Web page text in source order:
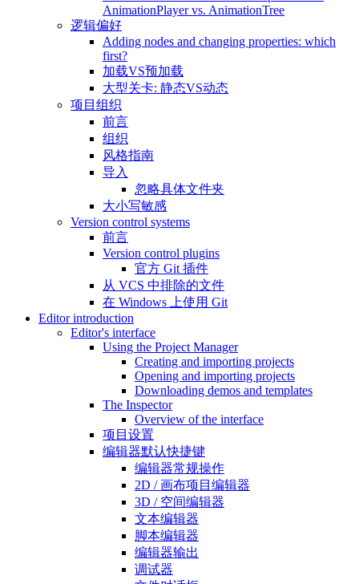
AnimationPlayer vs. AnimationTree
逻辑偏好
Adding nodes and changing properties: which
first?
加载VS预加载
大型关卡: 静态VS动态
项目组织
前言
组织
风格指南
导入
忽略具体文件夹
大小写敏感
Version control systems
前言
Version control plugins
官方 Git 插件
从 VCS 中排除的文件
在 Windows 上使用 Git
Editor introduction
Editor's interface
Using the Project Manager
Creating and importing projects
Opening and importing projects
Downloading demos and templates
The Inspector
Overview of the interface
项目设置
编辑器默认快捷键
编辑器常规操作
2D / 画布项目编辑器
3D / 空间编辑器
文本编辑器
脚本编辑器
编辑器输出
调试器